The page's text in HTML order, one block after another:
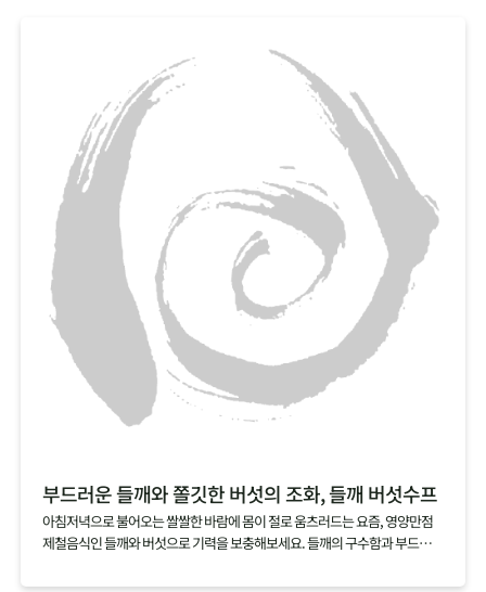
부드러운 들깨와 쫄깃한 버섯의 조화, 들깨 버섯수프
아침저녁으로 불어오는 쌀쌀한 바람에 몸이 절로 움츠러드는 요즘, 영양만점
제철음식인 들깨와 버섯으로 기력을 보충해보세요. 들깨의 구수함과 부드러움
용식이나 브런치 메뉴로도 잘 어울린답니다.